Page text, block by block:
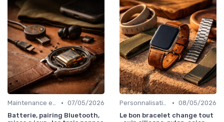
Maintenance et Mises à Jour • 07/05/2026
Batterie, pairing Bluetooth,
Personnalisation avec des Bracelets • 08/05/2026
Le bon bracelet change tout